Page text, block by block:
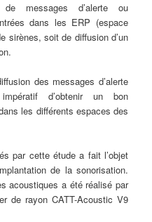
messages d’alerte ou
dans les ERP (espace
sirènes, soit de diffusion d’un
des messages d’alerte
d’obtenir un bon
les différents espaces des
par cette étude a fait l’objet
de la sonorisation.
acoustiques a été réalisé par
de rayon CATT-Acoustic V9